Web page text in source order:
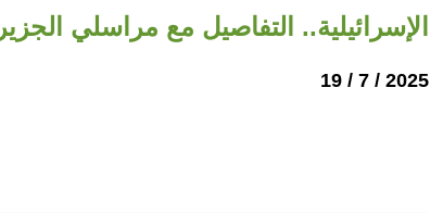
الإسرائيلية.. التفاصيل مع مراسلي
2025 / 7 / 19